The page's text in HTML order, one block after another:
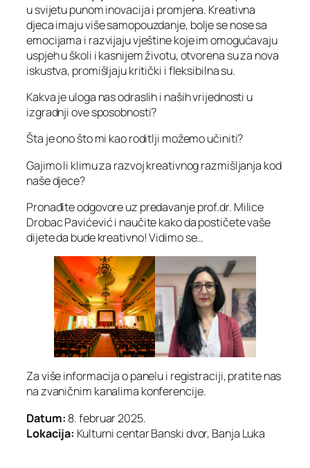
u svijetu punom inovacija i promjena. Kreativna
djeca imaju više samopouzdanje, bolje se nose sa
emocijama i razvijaju vještine koje im omogućavaju
uspjeh u školi i kasnijem životu, otvorena su za nova
iskustva, promišljaju kritički i fleksibilna su.
Kakva je uloga nas odraslih i naših vrijednosti u
izgradnji ove sposobnosti?
Šta je ono što mi kao roditlji možemo učiniti?
Gajimo li klimu za razvoj kreativnog razmišljanja kod
naše djece?
Pronađite odgovore uz predavanje prof.dr. Milice
Drobac Pavićević i naučite kako da postičete vaše
dijete da bude kreativno! Vidimo se…
Za više informacija o panelu i registraciji, pratite nas
na zvaničnim kanalima konferencije.
Datum: 8. februar 2025.
Lokacija: Kulturni centar Banski dvor, Banja Luka